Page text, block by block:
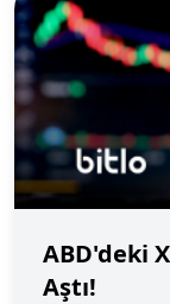
ABD'deki
Aştı!